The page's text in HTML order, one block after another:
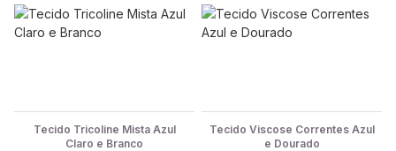
Tecido Tricoline Mista Azul
Claro e Branco
Tecido Viscose Correntes Azul
e Dourado